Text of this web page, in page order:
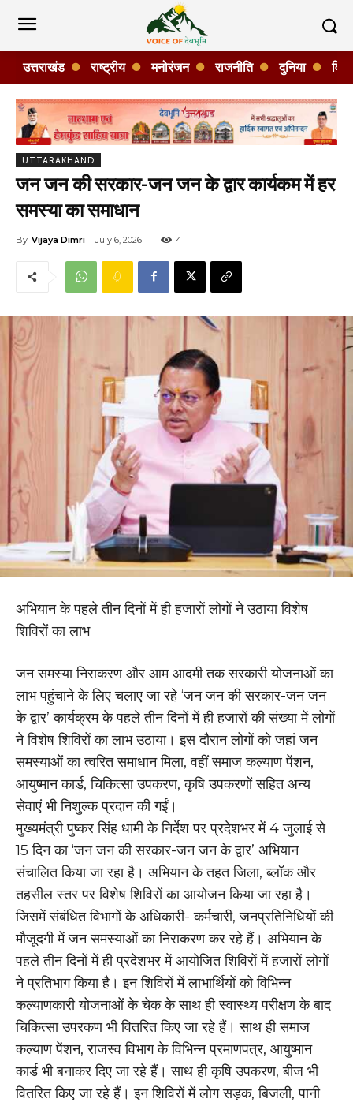
उत्तराखंड राष्ट्रीय मनोरंजन राजनीति दुनिया
UTTARAKHAND
जन जन की सरकार-जन जन के द्वार कार्यकम में हर
समस्या का समाधान
By Vijaya Dimri July 6, 2026 41
अभियान के पहले तीन दिनों में ही हजारों लोगों ने उठाया विशेष
शिविरों का लाभ
जन समस्या निराकरण और आम आदमी तक सरकारी योजनाओं का
लाभ पहुंचाने के लिए चलाए जा रहे ‘जन जन की सरकार-जन जन
के द्वार’ कार्यक्रम के पहले तीन दिनों में ही हजारों की संख्या में लोगों
ने विशेष शिविरों का लाभ उठाया। इस दौरान लोगों को जहां जन
समस्याओं का त्वरित समाधान मिला, वहीं समाज कल्याण पेंशन,
आयुष्मान कार्ड, चिकित्सा उपकरण, कृषि उपकरणों सहित अन्य
सेवाएं भी निशुल्क प्रदान की गईं।
मुख्यमंत्री पुष्कर सिंह धामी के निर्देश पर प्रदेशभर में 4 जुलाई से
15 दिन का ‘जन जन की सरकार-जन जन के द्वार’ अभियान
संचालित किया जा रहा है। अभियान के तहत जिला, ब्लॉक और
तहसील स्तर पर विशेष शिविरों का आयोजन किया जा रहा है।
जिसमें संबंधित विभागों के अधिकारी- कर्मचारी, जनप्रतिनिधियों की
मौजूदगी में जन समस्याओं का निराकरण कर रहे हैं। अभियान के
पहले तीन दिनों में ही प्रदेशभर में आयोजित शिविरों में हजारों लोगों
ने प्रतिभाग किया है। इन शिविरों में लाभार्थियों को विभिन्न
कल्याणकारी योजनाओं के चेक के साथ ही स्वास्थ्य परीक्षण के बाद
चिकित्सा उपरकण भी वितरित किए जा रहे हैं। साथ ही समाज
कल्याण पेंशन, राजस्व विभाग के विभिन्न प्रमाणपत्र, आयुष्मान
कार्ड भी बनाकर दिए जा रहे हैं। साथ ही कृषि उपकरण, बीज भी
वितरित किए जा रहे हैं। इन शिविरों में लोग सड़क, बिजली, पानी